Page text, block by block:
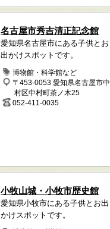
名古屋市秀吉清正記念館
愛知県名古屋市にある子供とお
出かけスポットです。
博物館・科学館など
〒453-0053 愛知県名古屋市中
村区中村町茶ノ木25
052-411-0035
小牧山城・小牧市歴史館
愛知県小牧市にある子供とお出
かけスポットです。